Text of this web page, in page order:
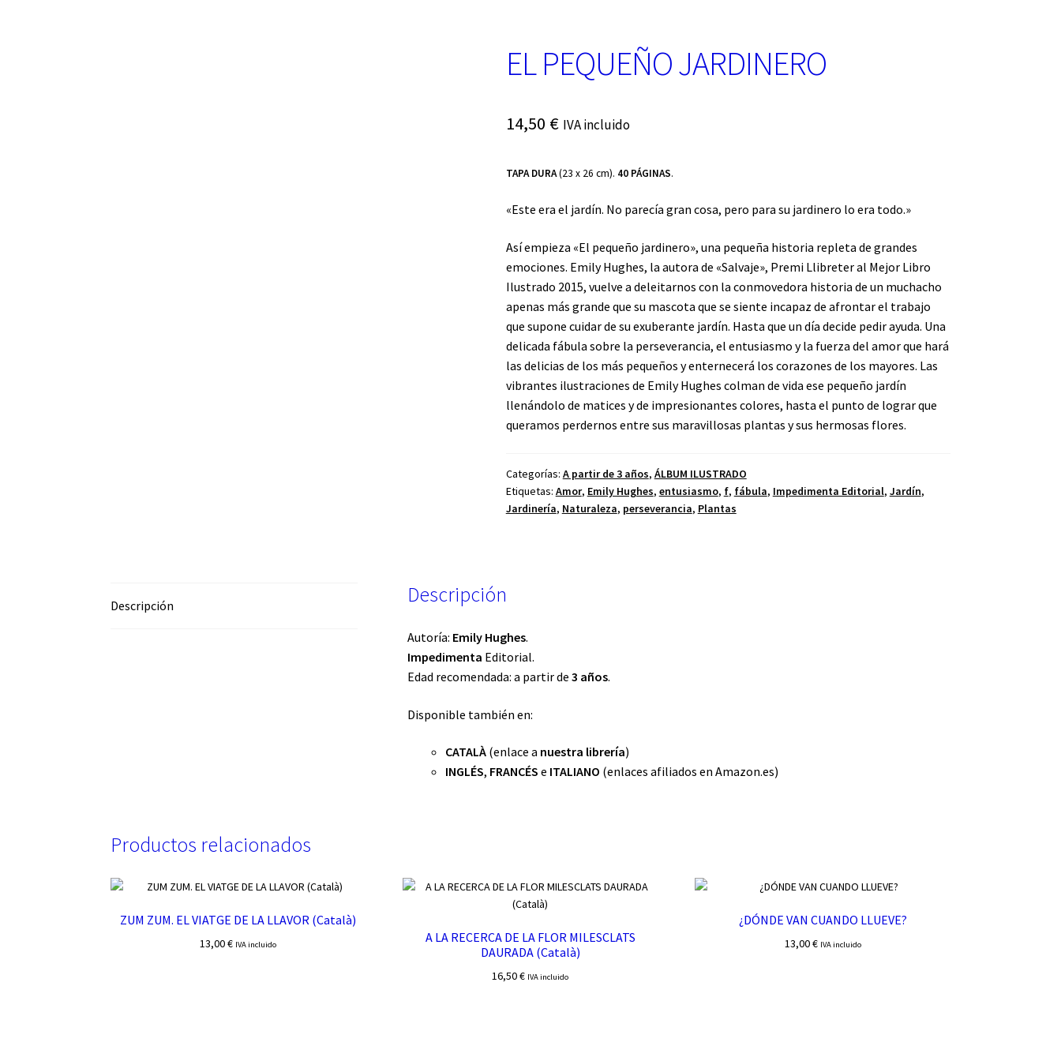
EL PEQUEÑO JARDINERO
14,50 € IVA incluido
TAPA DURA(23 x 26 cm). 40 PÁGINAS.
«Este era el jardín. No parecía gran cosa, pero para su jardinero lo era todo.»
Así empieza «El pequeño jardinero», una pequeña historia repleta de grandes
emociones. Emily Hughes, la autora de «Salvaje», Premi Llibreter al Mejor Libro
Ilustrado 2015, vuelve a deleitarnos con la conmovedora historia de un muchacho
apenas más grande que su mascota que se siente incapaz de afrontar el trabajo
que supone cuidar de su exuberante jardín. Hasta que un día decide pedir ayuda. Una
delicada fábula sobre la perseverancia, el entusiasmo y la fuerza del amor que hará
las delicias de los más pequeños y enternecerá los corazones de los mayores. Las
vibrantes ilustraciones de Emily Hughes colman de vida ese pequeño jardín
llenándolo de matices y de impresionantes colores, hasta el punto de lograr que
queramos perdernos entre sus maravillosas plantas y sus hermosas flores.
Categorías: A partir de 3 años, ÁLBUM ILUSTRADO
Etiquetas: Amor, Emily Hughes, entusiasmo, f, fábula, Impedimenta Editorial, Jardín,
Jardinería, Naturaleza, perseverancia, Plantas
Descripción Descripción
Autoría: Emily Hughes.
Impedimenta Editorial.
Edad recomendada: a partir de 3 años.
Disponible también en:
CATALÀ(enlace a nuestra librería)
INGLÉS, FRANCÉS e ITALIANO (enlaces afiliados en Amazon.es)
Productos relacionados
ZUM ZUM. EL VIATGE DE LA LLAVOR (Català)
13,00€ IVA incluido
A LA RECERCA DE LA FLOR MILESCLATS
DAURADA (Català)
16,50€ IVA incluido
¿DÓNDE VAN CUANDO LLUEVE?
13,00€ IVA incluido